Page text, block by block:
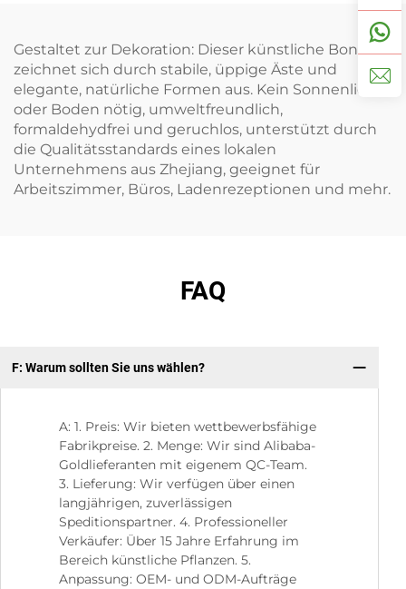
Gestaltet zur Dekoration: Dieser künstliche Bonsai
zeichnet sich durch stabile, üppige Äste und
elegante, natürliche Formen aus. Kein Sonnenlicht
oder Boden nötig, umweltfreundlich,
formaldehydfrei und geruchlos, unterstützt durch
die Qualitätsstandards eines lokalen
Unternehmens aus Zhejiang, geeignet für
Arbeitszimmer, Büros, Ladenrezeptionen und mehr.
FAQ
F: Warum sollten Sie uns wählen?
A: 1. Preis: Wir bieten wettbewerbsfähige
Fabrikpreise. 2. Menge: Wir sind Alibaba-
Goldlieferanten mit eigenem QC-Team.
3. Lieferung: Wir verfügen über einen
langjährigen, zuverlässigen
Speditionspartner. 4. Professioneller
Verkäufer: Über 15 Jahre Erfahrung im
Bereich künstliche Pflanzen. 5.
Anpassung: OEM- und ODM-Aufträge